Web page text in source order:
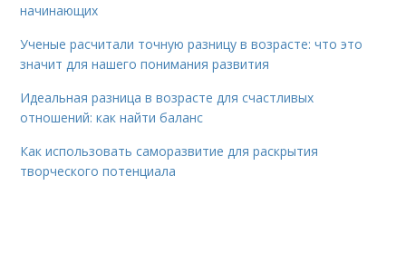
начинающих
Ученые расчитали точную разницу в возрасте: что это
значит для нашего понимания развития
Идеальная разница в возрасте для счастливых
отношений: как найти баланс
Как использовать саморазвитие для раскрытия
творческого потенциала